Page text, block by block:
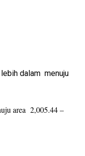
dalam menuju
area 2,005.44 –